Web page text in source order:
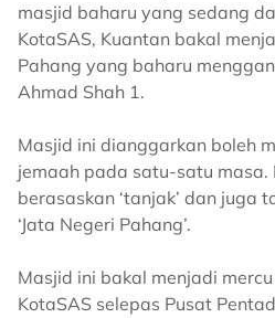
masjid baharu yang sedang
KotaSAS, Kuantan bakal
Pahang yang baharu
Ahmad Shah 1.
Masjid ini dianggarkan boleh
jemaah pada satu-satu masa.
berasaskan ‘tanjak’ dan juga
‘Jata Negeri Pahang’.
Masjid ini bakal menjadi
KotaSAS selepas Pusat